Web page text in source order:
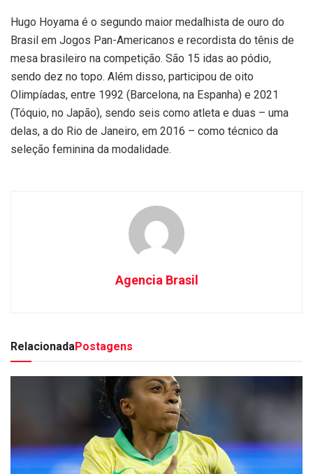
Hugo Hoyama é o segundo maior medalhista de ouro do
Brasil em Jogos Pan-Americanos e recordista do tênis de
mesa brasileiro na competição. São 15 idas ao pódio,
sendo dez no topo. Além disso, participou de oito
Olimpíadas, entre 1992 (Barcelona, na Espanha) e 2021
(Tóquio, no Japão), sendo seis como atleta e duas – uma
delas, a do Rio de Janeiro, em 2016 – como técnico da
seleção feminina da modalidade.
Agencia Brasil
RelacionadaPostagens